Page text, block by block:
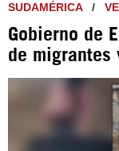
SUDAMÉRICA/
Gobierno de
de migrantes